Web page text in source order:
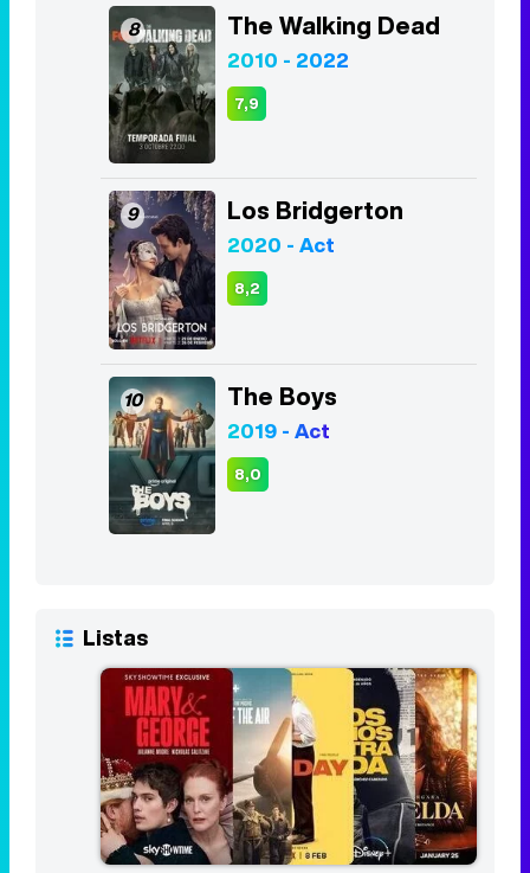
8 The Walking Dead
2010 - 2022
7,9
9 Los Bridgerton
2020 - Act
8,2
10 The Boys
2019 - Act
8,0
Listas